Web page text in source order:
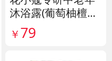
沐浴露(葡萄柚檀香
香氛) 货号141896
￥ 79